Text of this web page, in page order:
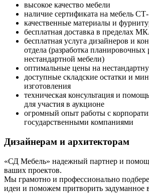
высокое качество мебели
наличие сертификата на мебель
качественные материалы и
бесплатная доставка в пределах
бесплатная услуга дизайнеров и
отдела (разработка
нестандартной мебели)
оптимальные цены на
доступные складские остатки и
изготовления
техническая консультация и
для участия в аукционе
огромный опыт работы с
государственными компаниями
Дизайнерам и архитекторам
«СД Мебель» надежный партнер и
ваших проектов.
Мы грамотно и профессионально
идеи и поможем притворить задуманное